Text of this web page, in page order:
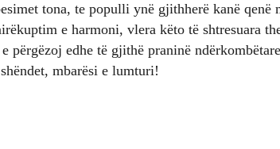
tona, te populli ynë gjithherë kanë
e harmoni, vlera këto të shtresuara
përgëzoj edhe të gjithë praninë
mbarësi e lumturi!